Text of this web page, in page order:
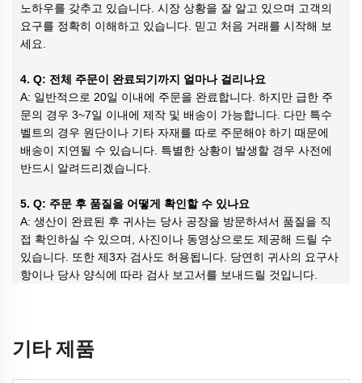
노하우를 갖추고 있습니다. 시장 상황을 잘 알고 있으며 고객의
요구를 정확히 이해하고 있습니다. 믿고 처음 거래를 시작해 보
세요.
4. Q: 전체 주문이 완료되기까지 얼마나 걸리나요
A: 일반적으로 20일 이내에 주문을 완료합니다. 하지만 급한 주
문의 경우 3~7일 이내에 제작 및 배송이 가능합니다. 다만 특수
벨트의 경우 원단이나 기타 자재를 따로 주문해야 하기 때문에
배송이 지연될 수 있습니다. 특별한 상황이 발생할 경우 사전에
반드시 알려드리겠습니다.
5. Q: 주문 후 품질을 어떻게 확인할 수 있나요
A: 생산이 완료된 후 귀사는 당사 공장을 방문하셔서 품질을 직
접 확인하실 수 있으며, 사진이나 동영상으로도 제공해 드릴 수
있습니다. 또한 제3자 검사도 허용됩니다. 당연히 귀사의 요구사
항이나 당사 양식에 따라 검사 보고서를 보내드릴 것입니다.
기타 제품